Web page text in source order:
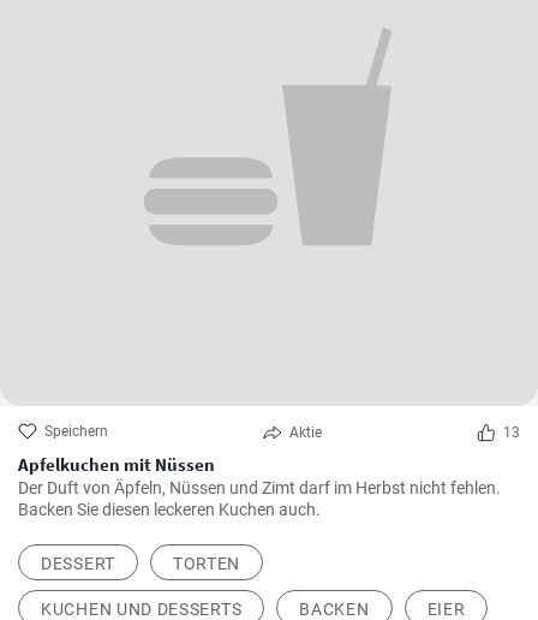
Speichern Aktie 13
Apfelkuchen mit Nüssen
Der Duft von Äpfeln, Nüssen und Zimt darf im Herbst nicht fehlen.
Backen Sie diesen leckeren Kuchen auch.
DESSERT TORTEN
KUCHEN UND DESSERTS BACKEN EIER